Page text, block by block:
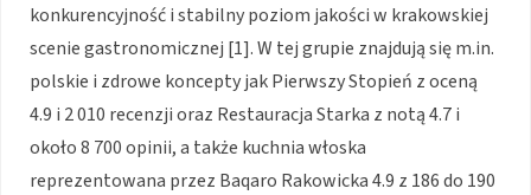
konkurencyjność i stabilny poziom jakości w krakowskiej
scenie gastronomicznej [1]. W tej grupie znajdują się m.in.
polskie i zdrowe koncepty jak Pierwszy Stopień z oceną
4.9 i 2 010 recenzji oraz Restauracja Starka z notą 4.7 i
około 8 700 opinii, a także kuchnia włoska
reprezentowana przez Baqaro Rakowicka 4.9 z 186 do 190